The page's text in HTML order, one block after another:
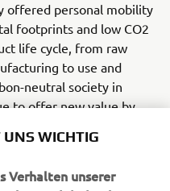
offered personal mobility
footprints and low CO2
life cycle, from raw
to use and
neutral society in
to offer new value by
UNS WICHTIG
Verhalten unserer